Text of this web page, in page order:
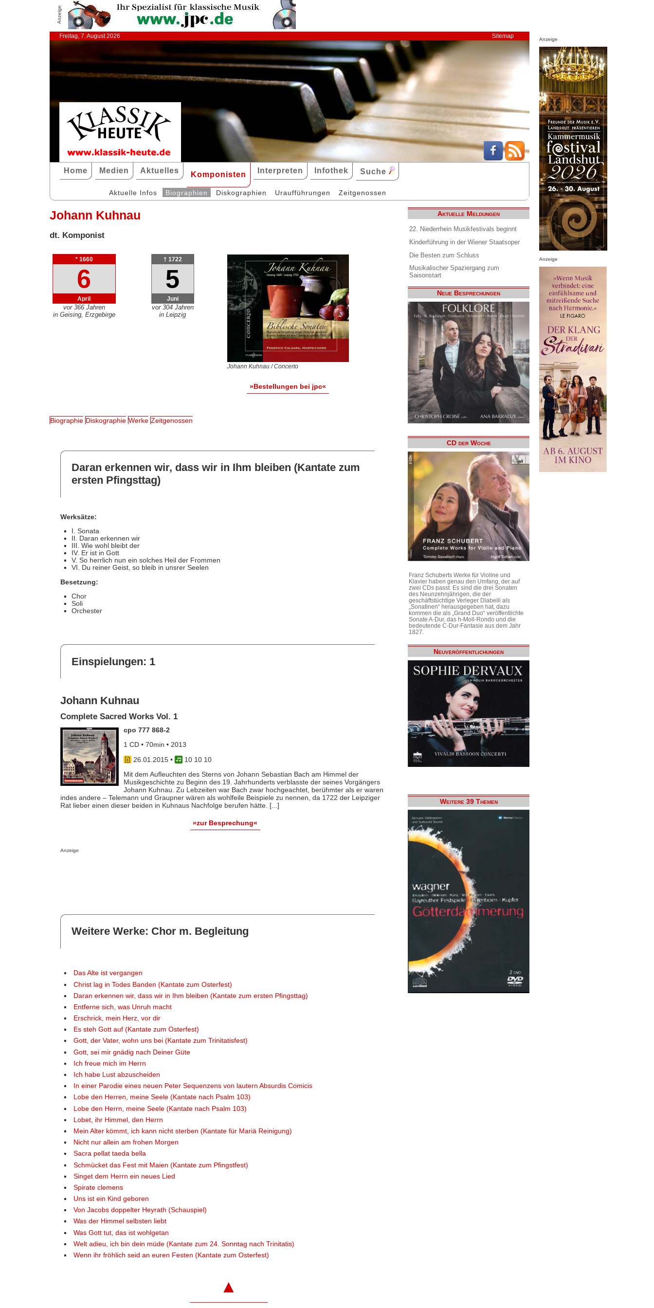
Anzeige
Freitag, 7. August 2026 Sitemap
Home Medien Aktuelles Komponisten Interpreten Infothek Suche
Aktuelle Infos Biographien Diskographien Uraufführungen Zeitgenossen
Johann Kuhnau
dt. Komponist
* 1660
6
April
vor 366 Jahren
in Geising, Erzgebirge
† 1722
5
Juni
vor 304 Jahren
in Leipzig
Johann Kuhnau / Concerto
»Bestellungen bei jpc«
Biographie Diskographie Werke Zeitgenossen
Daran erkennen wir, dass wir in Ihm bleiben (Kantate zum
ersten Pfingsttag)
Werksätze:
I. Sonata
II. Daran erkennen wir
III. Wie wohl bleibt der
IV. Er ist in Gott
V. So herrlich nun ein solches Heil der Frommen
VI. Du reiner Geist, so bleib in unsrer Seelen
Besetzung:
Chor
Soli
Orchester
Einspielungen: 1
Johann Kuhnau
Complete Sacred Works Vol. 1
cpo 777 868-2
1 CD • 70min • 2013
26.01.2015•
10 10 10
Mit dem Aufleuchten des Sterns von Johann Sebastian Bach am Himmel der
Musikgeschichte zu Beginn des 19. Jahrhunderts verblasste der seines Vorgängers
Johann Kuhnau. Zu Lebzeiten war Bach zwar hochgeachtet, berühmter als er waren
indes andere – Telemann und Graupner wären als wohlfeile Beispiele zu nennen, da 1722 der Leipziger
Rat lieber einen dieser beiden in Kuhnaus Nachfolge berufen hätte. [...]
»zur Besprechung«
Anzeige
Weitere Werke: Chor m. Begleitung
Das Alte ist vergangen
Christ lag in Todes Banden (Kantate zum Osterfest)
Daran erkennen wir, dass wir in Ihm bleiben (Kantate zum ersten Pfingsttag)
Entferne sich, was Unruh macht
Erschrick, mein Herz, vor dir
Es steh Gott auf (Kantate zum Osterfest)
Gott, der Vater, wohn uns bei (Kantate zum Trinitatisfest)
Gott, sei mir gnädig nach Deiner Güte
Ich freue mich im Herrn
Ich habe Lust abzuscheiden
In einer Parodie eines neuen Peter Sequenzens von lautern Absurdis Comicis
Lobe den Herren, meine Seele (Kantate nach Psalm 103)
Lobe den Herrn, meine Seele (Kantate nach Psalm 103)
Lobet, ihr Himmel, den Herrn
Mein Alter kömmt, ich kann nicht sterben (Kantate für Mariä Reinigung)
Nicht nur allein am frohen Morgen
Sacra pellat taeda bella
Schmücket das Fest mit Maien (Kantate zum Pfingstfest)
Singet dem Herrn ein neues Lied
Spirate clemens
Uns ist ein Kind geboren
Von Jacobs doppelter Heyrath (Schauspiel)
Was der Himmel selbsten liebt
Was Gott tut, das ist wohlgetan
Welt adieu, ich bin dein müde (Kantate zum 24. Sonntag nach Trinitatis)
Wenn ihr fröhlich seid an euren Festen (Kantate zum Osterfest)
▲
Aktuelle Meldungen
22. Niederrhein Musikfestivals beginnt
Kinderführung in der Wiener Staatsoper
Die Besten zum Schluss
Musikalischer Spaziergang zum
Saisonstart
Neue Besprechungen
CD der Woche
Franz Schuberts Werke für Violine und
Klavier haben genau den Umfang, der auf
zwei CDs passt. Es sind die drei Sonaten
des Neunzehnjährigen, die der
geschäftstüchtige Verleger Diabelli als
„Sonatinen“ herausgegeben hat, dazu
kommen die als „Grand Duo“ veröffentlichte
Sonate A-Dur, das h-Moll-Rondo und die
bedeutende C-Dur-Fantasie aus dem Jahr
1827.
Neuveröffentlichungen
Weitere 39 Themen
Anzeige
Anzeige